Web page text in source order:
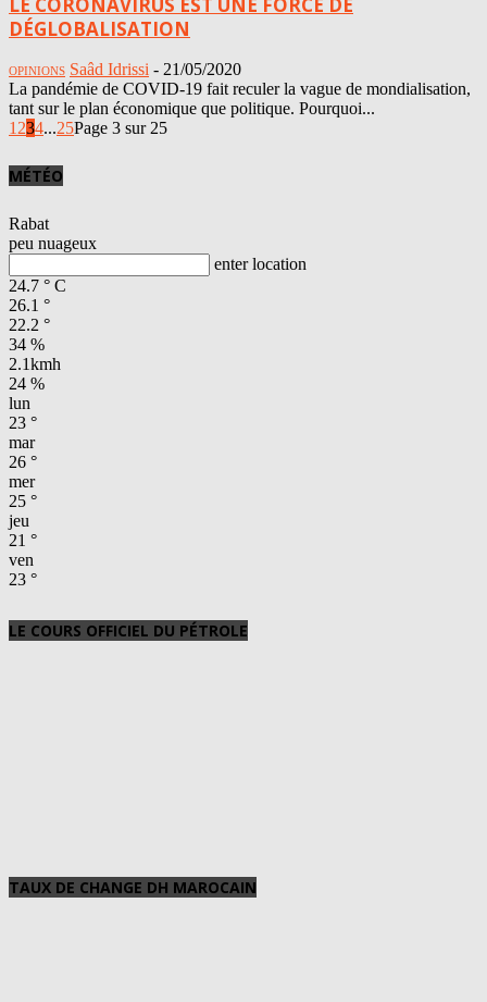
DÉGLOBALISATION
OPINIONS Saâd Idrissi - 21/05/2020
La pandémie de COVID-19 fait reculer la vague de mondialisation,
tant sur le plan économique que politique. Pourquoi...
1 234...25Page 3 sur 25
MÉTÉO
Rabat
peu nuageux
enter location
24.7 ° C
26.1 °
22.2 °
34 %
2.1kmh
24 %
lun
23 °
mar
26 °
mer
25 °
jeu
21 °
ven
23 °
LE COURS OFFICIEL DU PÉTROLE
TAUX DE CHANGE DH MAROCAIN